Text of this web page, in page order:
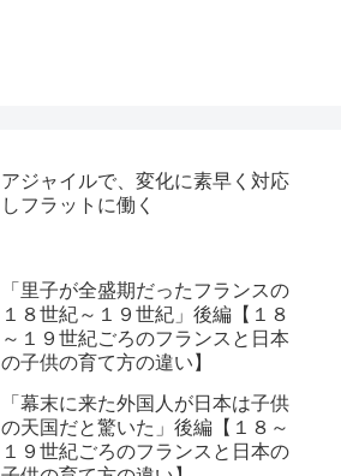
アジャイルで、変化に素早く対応
しフラットに働く
「里子が全盛期だったフランスの
１８世紀～１９世紀」後編【１８
～１９世紀ごろのフランスと日本
の子供の育て方の違い】
「幕末に来た外国人が日本は子供
の天国だと驚いた」後編【１８～
１９世紀ごろのフランスと日本の